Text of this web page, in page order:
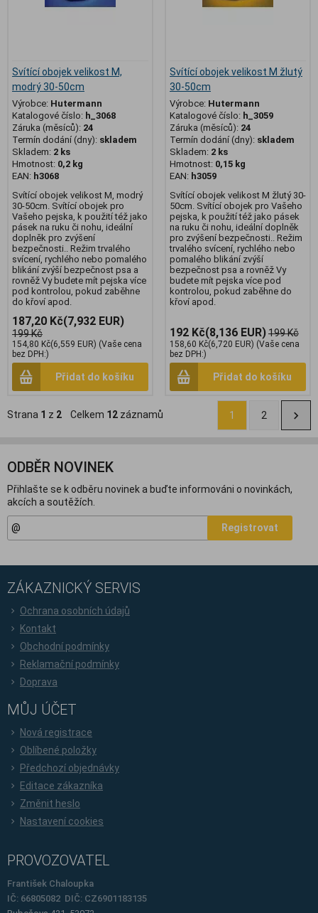
Svítící obojek velikost M,
modrý 30-50cm
Výrobce: Hutermann
Katalogové číslo: h_3068
Záruka (měsíců): 24
Termín dodání (dny): skladem
Skladem: 2 ks
Hmotnost: 0,2 kg
EAN: h3068
Svítící obojek velikost M, modrý
30-50cm. Svítící obojek pro
Vašeho pejska, k použití též jako
pásek na ruku či nohu, ideální
doplněk pro zvýšení
bezpečnosti.. Režim trvalého
svícení, rychlého nebo pomalého
blikání zvýší bezpečnost psa a
rovněž Vy budete mít pejska více
pod kontrolou, pokud zaběhne
do křoví apod.
187,20 Kč(7,932 EUR)
199 Kč
154,80 Kč(6,559 EUR) (Vaše cena
bez DPH:)
Přidat do košíku
Svítící obojek velikost M žlutý
30-50cm
Výrobce: Hutermann
Katalogové číslo: h_3059
Záruka (měsíců): 24
Termín dodání (dny): skladem
Skladem: 2 ks
Hmotnost: 0,15 kg
EAN: h3059
Svítící obojek velikost M žlutý 30-
50cm. Svítící obojek pro Vašeho
pejska, k použití též jako pásek
na ruku či nohu, ideální doplněk
pro zvýšení bezpečnosti.. Režim
trvalého svícení, rychlého nebo
pomalého blikání zvýší
bezpečnost psa a rovněž Vy
budete mít pejska více pod
kontrolou, pokud zaběhne do
křoví apod.
192 Kč(8,136 EUR)199 Kč
158,60 Kč(6,720 EUR) (Vaše cena
bez DPH:)
Přidat do košíku
Strana 1 z 2 Celkem 12 záznamů 1 2
ODBĚR NOVINEK
Přihlašte se k odběru novinek a buďte informováni o novinkách,
akcích a soutěžích.
Registrovat
ZÁKAZNICKÝ SERVIS
Ochrana osobních údajů
Kontakt
Obchodní podmínky
Reklamační podmínky
Doprava
MŮJ ÚČET
Nová registrace
Oblíbené položky
Předchozí objednávky
Editace zákazníka
Změnit heslo
Nastavení cookies
PROVOZOVATEL
František Chaloupka
IČ: 66805082 DIČ: CZ6901183135